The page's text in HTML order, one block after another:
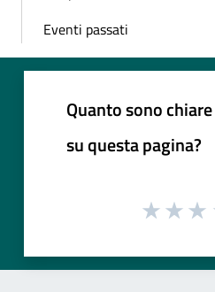
Eventi passati
Quanto sono
su questa pagina?